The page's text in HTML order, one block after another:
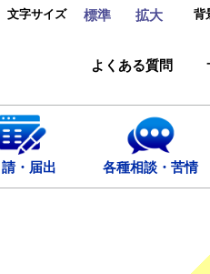
文字サイズ 標準 拡大 背
よくある質問
請・届出 各種相談・苦情